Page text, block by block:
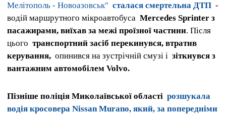
Мелітополь - Новоазовськ" сталася смертельна ДТП -
водій маршрутного мікроавтобуса Mercedes Sprinter з
пасажирами, виїхав за межі проїзної частини. Після
цього транспортний засіб перекинувся, втратив
керування, опинився на зустрічній смузі і зіткнувся з
вантажним автомобілем Volvo.
Пізніше поліція Миколаївської області розшукала
водія кросовера Nissan Murano, який, за попередніми